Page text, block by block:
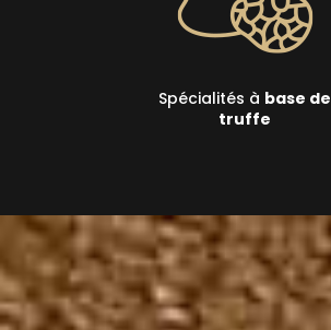
Spécialités à base de
truffe